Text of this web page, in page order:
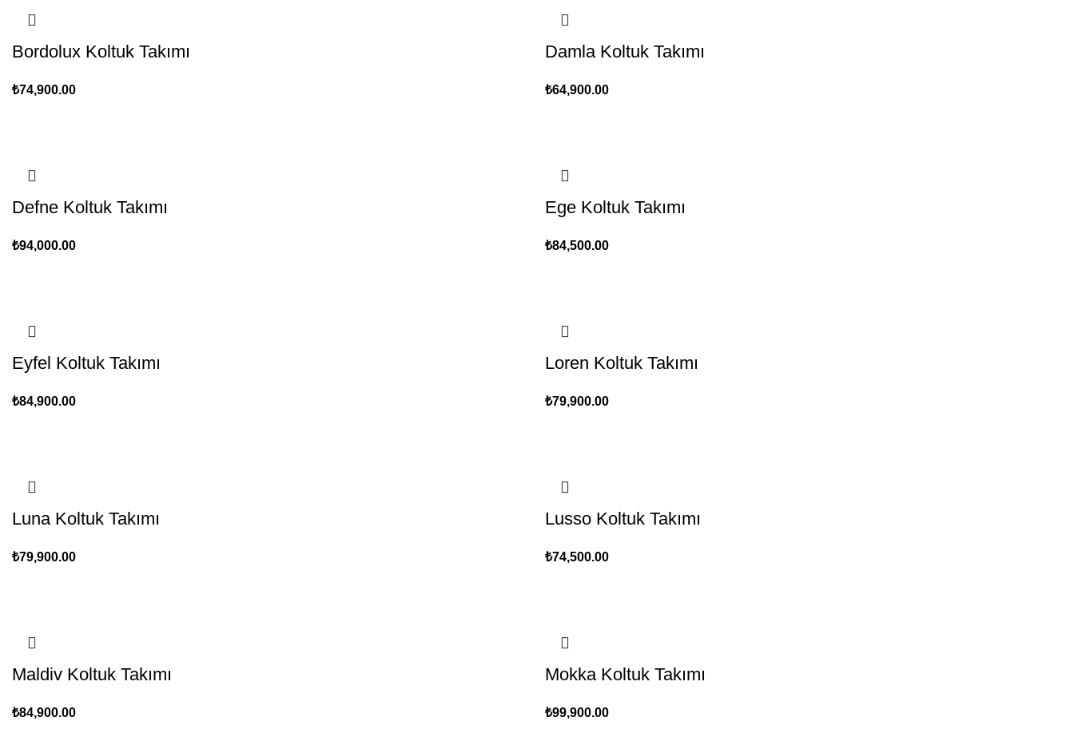
Bordolux Koltuk Takımı
₺74,900.00
Damla Koltuk Takımı
₺64,900.00
Defne Koltuk Takımı
₺94,000.00
Ege Koltuk Takımı
₺84,500.00
Eyfel Koltuk Takımı
₺84,900.00
Loren Koltuk Takımı
₺79,900.00
Luna Koltuk Takımı
₺79,900.00
Lusso Koltuk Takımı
₺74,500.00
Maldiv Koltuk Takımı
₺84,900.00
Mokka Koltuk Takımı
₺99,900.00